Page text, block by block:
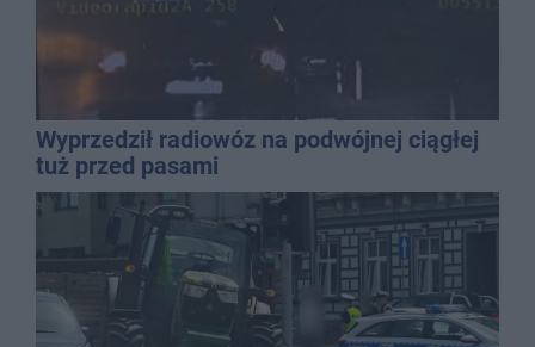
Wyprzedził radiowóz na podwójnej ciągłej
tuż przed pasami